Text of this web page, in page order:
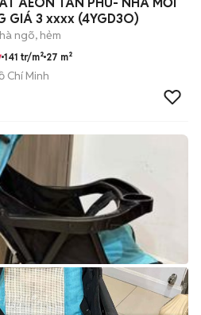
GIÁ 3 xxxx (4YGD3O)
ngõ, hẻm
141 tr/m² 27 m²
Chí Minh